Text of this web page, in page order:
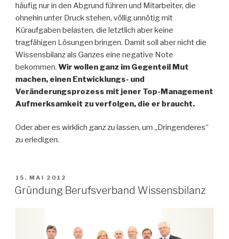
häufig nur in den Abgrund führen und Mitarbeiter, die
ohnehin unter Druck stehen, völlig unnötig mit
Küraufgaben belasten, die letztlich aber keine
tragfähigen Lösungen bringen. Damit soll aber nicht die
Wissensbilanz als Ganzes eine negative Note
bekommen. Wir wollen ganz im Gegenteil Mut
machen, einen Entwicklungs- und
Veränderungsprozess mit jener Top-Management
Aufmerksamkeit zu verfolgen, die er braucht.
Oder aber es wirklich ganz zu lassen, um „Dringenderes“
zu erledigen.
VERÖFFENTLICHT
AM
15. MAI 2012
Gründung Berufsverband Wissensbilanz